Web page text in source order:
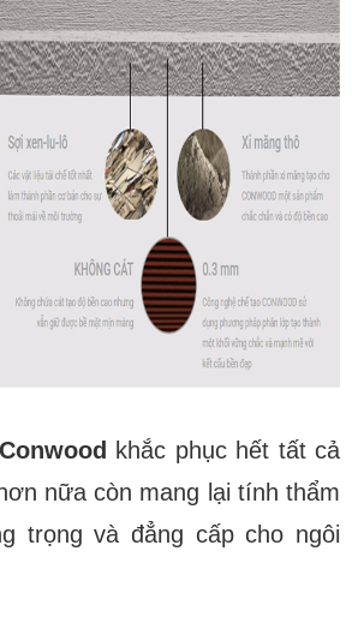
khắc phục hết tất cả
nữa còn mang lại tính thẩm
trọng và đẳng cấp cho ngôi